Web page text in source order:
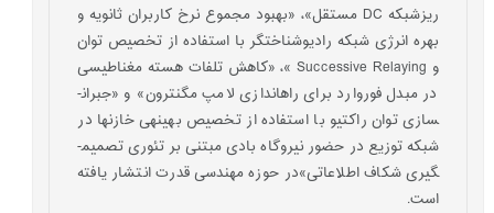
ریزشبکه DC مستقل»، «بهبود مجموع نرخ کاربران ثانویه و
بهره انرژی شبکه رادیوشناختگر با استفاده از تخصیص توان
و Successive Relaying »‌، «کاهش تلفات هسته مغناطیسی
در مبدل فوروارد برای راه­اندازی لامپ مگنترون»‌ و «جبران­
سازی توان راکتیو با استفاده از تخصیص بهینه­ی خازن­ها در
شبکه توزیع در حضور نیروگاه بادی مبتنی بر تئوری تصمیم­
گیری شکاف اطلاعاتی»در حوزه مهندسی قدرت انتشار یافته
است.